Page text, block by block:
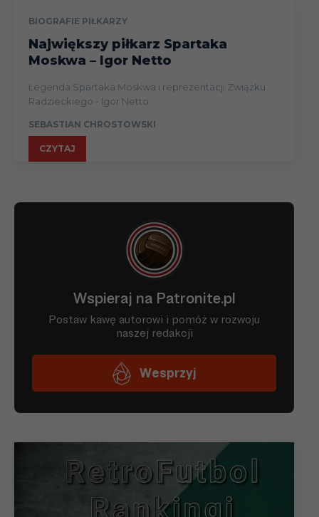
BIOGRAFIE PIŁKARZY
Największy piłkarz Spartaka
Moskwa – Igor Netto
Legenda Spartaka Moskwa i reprezentacji Związku
Radzieckiego - Igor Netto.
SEBASTIAN CHROSTOWSKI
CZYTAJ